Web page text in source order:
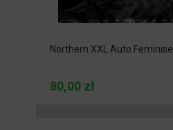
Northern XXL Auto Feminise
80,00 zł